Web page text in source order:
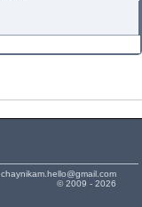
chaynikam.hello@gmail.com
© 2009 - 2026